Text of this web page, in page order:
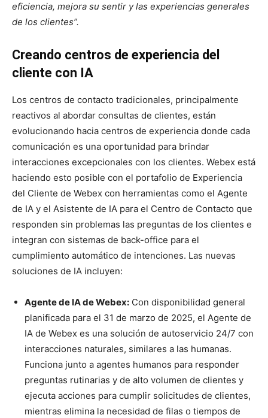
eficiencia, mejora su sentir y las experiencias generales
de los clientes”.
Creando centros de experiencia del
cliente con IA
Los centros de contacto tradicionales, principalmente
reactivos al abordar consultas de clientes, están
evolucionando hacia centros de experiencia donde cada
comunicación es una oportunidad para brindar
interacciones excepcionales con los clientes. Webex está
haciendo esto posible con el portafolio de Experiencia
del Cliente de Webex con herramientas como el Agente
de IA y el Asistente de IA para el Centro de Contacto que
responden sin problemas las preguntas de los clientes e
integran con sistemas de back-office para el
cumplimiento automático de intenciones. Las nuevas
soluciones de IA incluyen:
Agente de IA de Webex: Con disponibilidad general
planificada para el 31 de marzo de 2025, el Agente de
IA de Webex es una solución de autoservicio 24/7 con
interacciones naturales, similares a las humanas.
Funciona junto a agentes humanos para responder
preguntas rutinarias y de alto volumen de clientes y
ejecuta acciones para cumplir solicitudes de clientes,
mientras elimina la necesidad de filas o tiempos de